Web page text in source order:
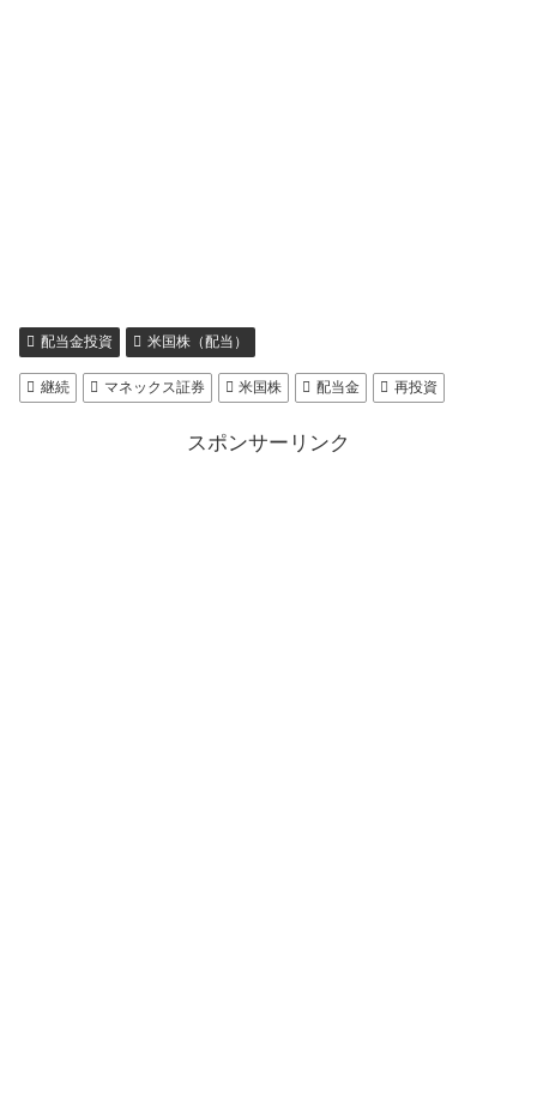
配当金投資 米国株（配当）
継続 マネックス証券 米国株 配当金 再投資
スポンサーリンク